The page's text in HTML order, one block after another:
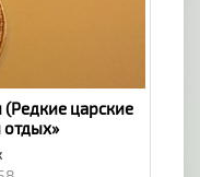
царские